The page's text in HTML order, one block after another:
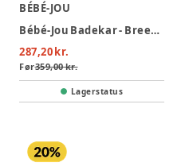
BÉBÉ-JOU
Bébé-Jou Badekar - Breeze Green
287,20 kr.
Før359,00 kr.
Lagerstatus